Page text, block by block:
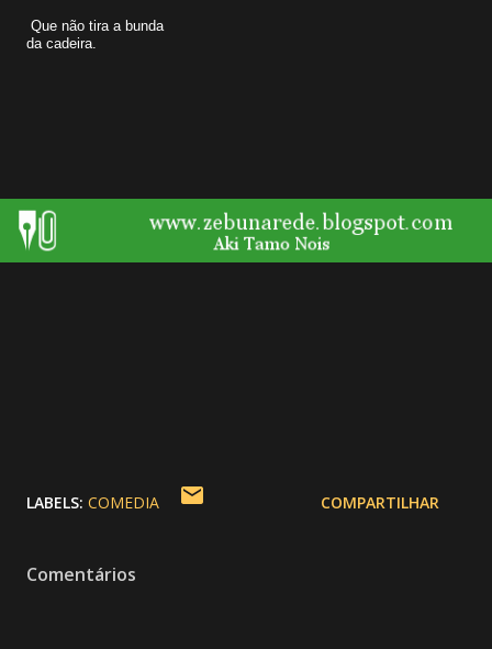
Que não tira a bunda
da cadeira.
LABELS: COMEDIA COMPARTILHAR
Comentários